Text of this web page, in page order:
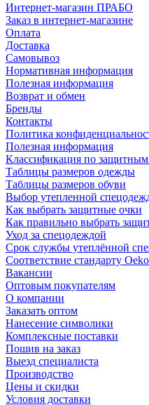
Интернет-магазин ПРАБО
Заказ в интернет-магазине
Оплата
Доставка
Самовывоз
Нормативная информация
Полезная информация
Возврат и обмен
Бренды
Контакты
Политика
Полезная информация
Классификация по защитным
Таблицы размеров одежды
Таблицы размеров обуви
Выбор утепленной
Как выбрать защитные очки
Как правильно выбрать
Уход за спецодеждой
Срок службы утеплённой
Соответствие стандарту
Вакансии
Оптовым покупателям
О компании
Заказать оптом
Нанесение символики
Комплексные поставки
Пошив на заказ
Выезд специалиста
Производство
Цены и скидки
Условия доставки